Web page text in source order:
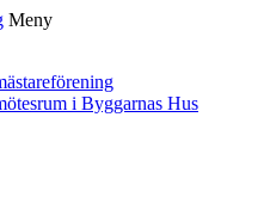
Meny
i Byggarnas Hus